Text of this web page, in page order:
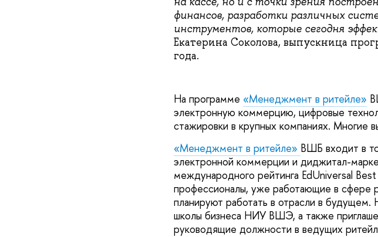
финансов, разработки различных
инструментов, которые сегодня
Екатерина Соколова, выпускница
года.
На программе «Менеджмент в ритейле»
электронную коммерцию, цифровые
стажировки в крупных компаниях. Многие
«Менеджмент в ритейле» ВШБ входит в
электронной коммерции и диджитал-
международного рейтинга EdUniversal
профессионалы, уже работающие в сфере
планируют работать в отрасли в
школы бизнеса НИУ ВШЭ, а также
руководящие должности в ведущих